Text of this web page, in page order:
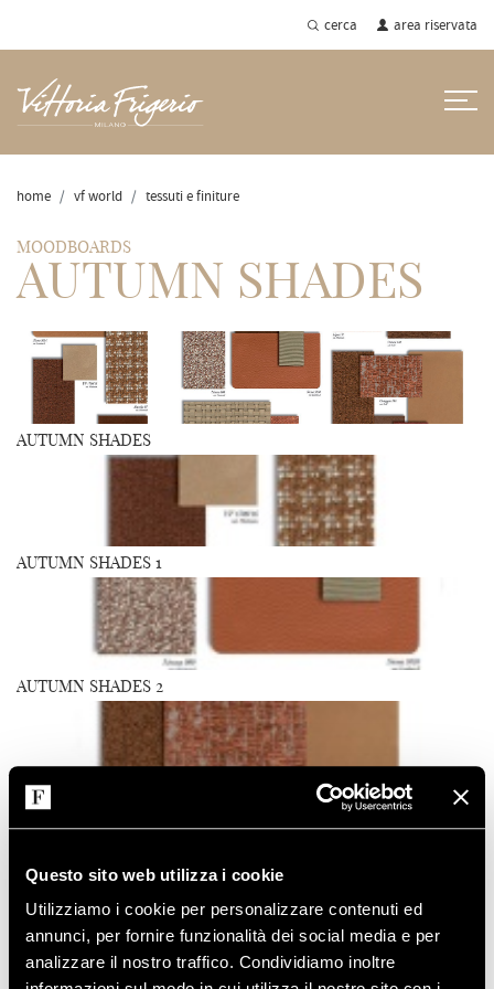
Questo sito web utilizza i cookie
Utilizziamo i cookie per personalizzare contenuti ed
annunci, per fornire funzionalità dei social media e per
analizzare il nostro traffico. Condividiamo inoltre
cerca area riservata
home vf world tessuti e finiture
MOODBOARDS
AUTUMN SHADES
AUTUMN SHADES
AUTUMN SHADES 1
AUTUMN SHADES 2
AUTUMN SHADES 3
I campioni colori sono da considerarsi puramente indicativi, non
essendo possibile garantire una riproduzione video fedele
all’originale. Essi non sono da considerarsi come campioni di
riferimento, in caso di ordine fare riferimento ai campioni fisici. La
qualità del colore dipende dal sistema video utilizzato che può